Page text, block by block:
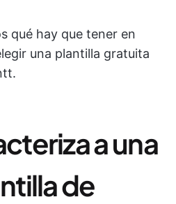
qué hay que tener en
una plantilla gratuita
a una
de